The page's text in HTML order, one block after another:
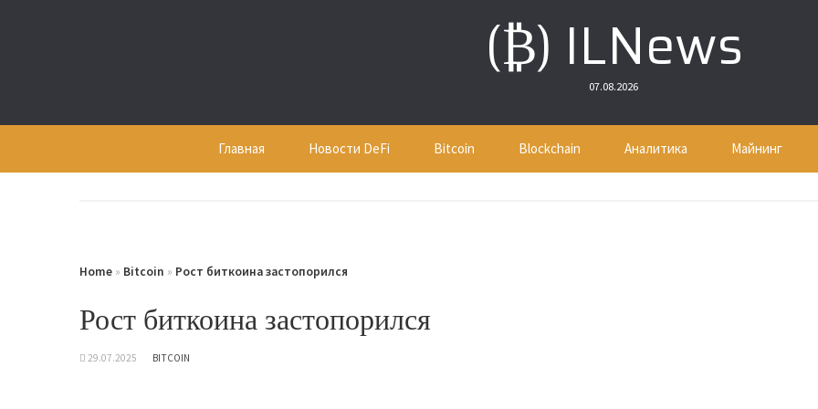
(₿) ILNews
07.08.2026
Главная Новости DeFi Bitcoin Blockchain Аналитика Майнинг
Home » Bitcoin » Рост биткоина застопорился
Рост биткоина застопорился
29.07.2025 BITCOIN